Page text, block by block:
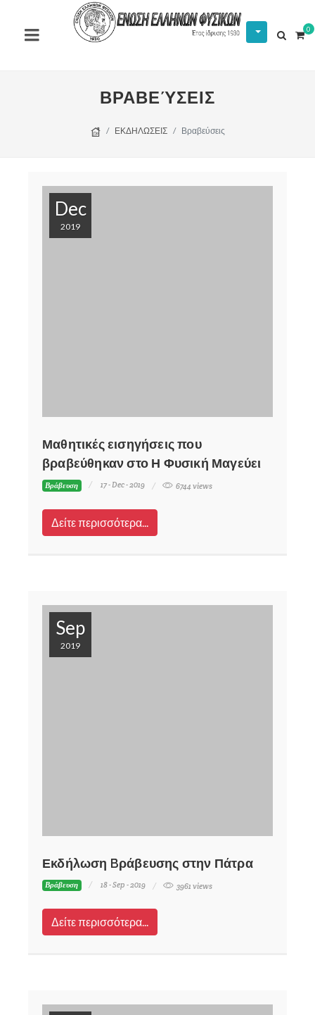
0
ΒΡΑΒΕΎΣΕΙΣ
ΕΚΔΗΛΩΣΕΙΣ Βραβεύσεις
Dec
2019
Μαθητικές εισηγήσεις που
βραβεύθηκαν στο Η Φυσική Μαγεύει
Βράβευση 17 - Dec - 2019 6744 views
Δείτε περισσότερα...
Sep
2019
Εκδήλωση Bράβευσης στην Πάτρα
Βράβευση 18 - Sep - 2019 3961 views
Δείτε περισσότερα...